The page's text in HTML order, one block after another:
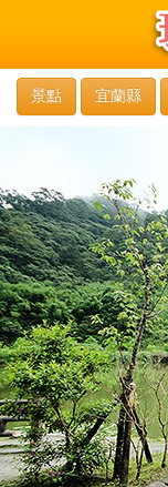
景點 宜蘭縣